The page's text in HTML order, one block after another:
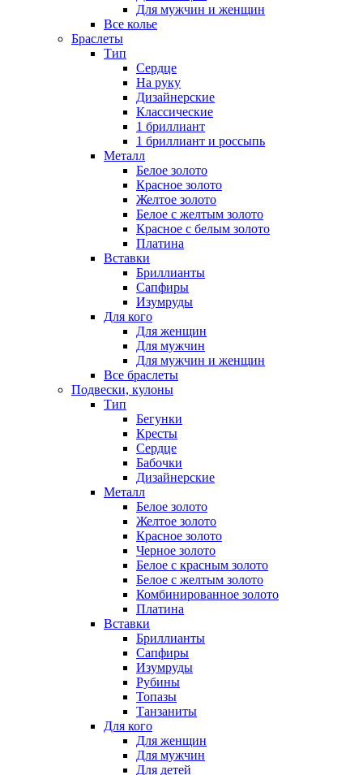
Для мужчин и женщин
Все колье
Браслеты
Тип
Сердце
На руку
Дизайнерские
Классические
1 бриллиант
1 бриллиант и россыпь
Металл
Белое золото
Красное золото
Желтое золото
Белое с желтым золото
Красное с белым золото
Платина
Вставки
Бриллианты
Сапфиры
Изумруды
Для кого
Для женщин
Для мужчин
Для мужчин и женщин
Все браслеты
Подвески, кулоны
Тип
Бегунки
Кресты
Сердце
Бабочки
Дизайнерские
Металл
Белое золото
Желтое золото
Красное золото
Черное золото
Белое с красным золото
Белое с желтым золото
Комбинированное золото
Платина
Вставки
Бриллианты
Сапфиры
Изумруды
Рубины
Топазы
Танзаниты
Для кого
Для женщин
Для мужчин
Для детей